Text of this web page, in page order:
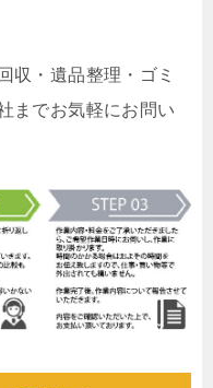
収・遺品整理・ゴミ
までお気軽にお問い